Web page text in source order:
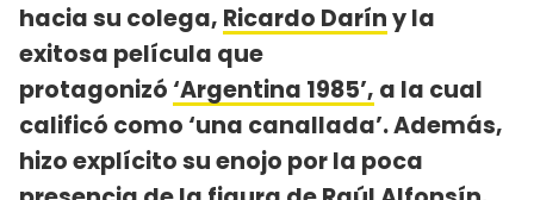
hacia su colega, Ricardo Daríny la
exitosa película que
protagonizó ‘Argentina 1985’, a la cual
calificó como ‘una canallada’. Además,
hizo explícito su enojo por la poca